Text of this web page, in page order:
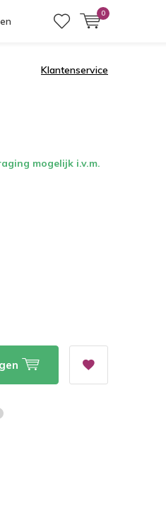
0
Klantenservice
mogelijk i.v.m.